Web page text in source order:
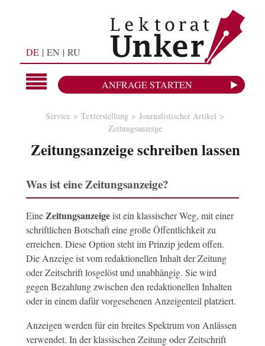
DE EN RU
ANFRAGE STARTEN
Service Texterstellung
Journalistischer Artikel
Zeitungsanzeige
Zeitungsanzeige schreiben lassen
Was ist eine Zeitungsanzeige?
EineZeitungsanzeigeist ein klassischer Weg, mit einer
schriftlichen Botschaft eine große Öffentlichkeit zu
erreichen. Diese Option steht im Prinzip jedem offen.
Die Anzeige ist vom redaktionellen Inhalt der Zeitung
oder Zeitschrift losgelöst und unabhängig. Sie wird
gegen Bezahlung zwischen den redaktionellen Inhalten
oder in einem dafür vorgesehenen Anzeigenteil platziert.
Anzeigen werden für ein breites Spektrum von Anlässen
verwendet. In der klassischen Zeitung oder Zeitschrift